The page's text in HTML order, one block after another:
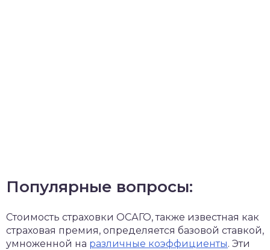
Популярные вопросы:
Стоимость страховки ОСАГО, также известная как
страховая премия, определяется базовой ставкой,
умноженной на различные коэффициенты. Эти